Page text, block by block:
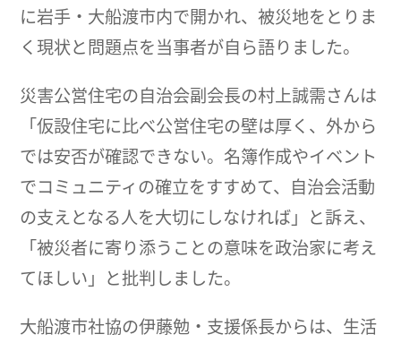
に岩手・大船渡市内で開かれ、被災地をとりま
く現状と問題点を当事者が自ら語りました。
災害公営住宅の自治会副会長の村上誠需さんは
「仮設住宅に比べ公営住宅の壁は厚く、外から
では安否が確認できない。名簿作成やイベント
でコミュニティの確立をすすめて、自治会活動
の支えとなる人を大切にしなければ」と訴え、
「被災者に寄り添うことの意味を政治家に考え
てほしい」と批判しました。
大船渡市社協の伊藤勉・支援係長からは、生活